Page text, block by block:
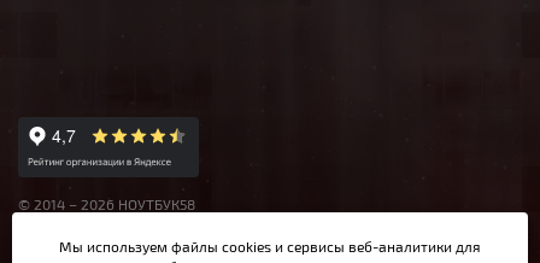
© 2014 – 2026 НОУТБУК58
материалы и цены на сайте не являются публичной офертой,
Мы используем файлы cookies и сервисы веб-аналитики для